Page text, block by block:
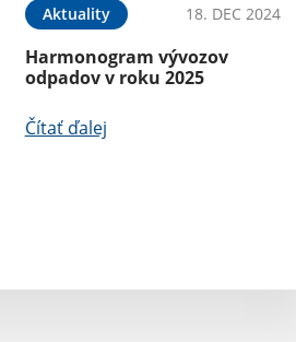
Aktuality 18. DEC 2024
Harmonogram vývozov
odpadov v roku 2025
Čítať ďalej